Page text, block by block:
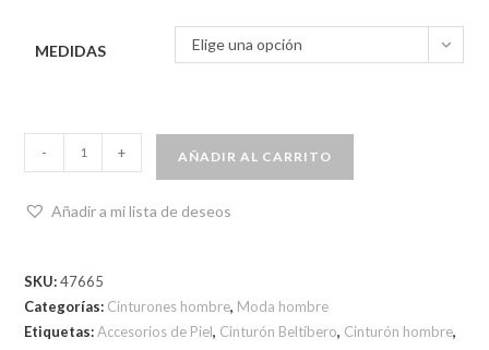
MEDIDAS Elige una opción
- + AÑADIR AL CARRITO
Añadir a mi lista de deseos
SKU:47665
Categorías: Cinturones hombre, Moda hombre
Etiquetas:Accesorios de Piel, Cinturón Beltíbero, Cinturón hombre,